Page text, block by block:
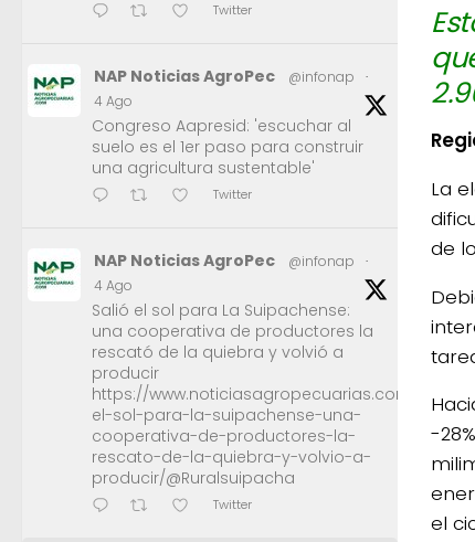
La
de
-
el
Twitter
NAP Noticias AgroPec @infonap
·
4 Ago
Congreso Aapresid: 'escuchar al
suelo es el 1er paso para construir
una agricultura sustentable'
Twitter
NAP Noticias AgroPec @infonap
·
4 Ago
Salió el sol para La Suipachense:
una cooperativa de productores la
rescató de la quiebra y volvió a
producir
https://www.noticiasagropecuarias.com/2026/
el-sol-para-la-suipachense-una-
cooperativa-de-productores-la-
rescato-de-la-quiebra-y-volvio-a-
producir/@Ruralsuipacha
Twitter